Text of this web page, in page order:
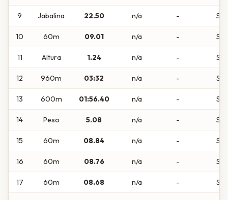
9 Jabalina 22.50 n/a -
10 60m 09.01 n/a -
11 Altura 1.24 n/a -
12 960m 03:32 n/a -
13 600m 01:56.40 n/a -
14 Peso 5.08 n/a -
15 60m 08.84 n/a -
16 60m 08.76 n/a -
17 60m 08.68 n/a -